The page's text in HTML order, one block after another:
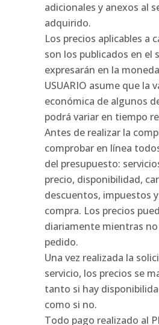
adicionales y anexos al
adquirido.
Los precios aplicables a
son los publicados en el
expresarán en la moneda
USUARIO asume que la
económica de algunos
podrá variar en tiempo
Antes de realizar la
comprobar en línea
del presupuesto:
precio, disponibilidad,
descuentos, impuestos
compra. Los precios
diariamente mientras no
pedido.
Una vez realizada la
servicio, los precios se
tanto si hay
como si no.
Todo pago realizado al